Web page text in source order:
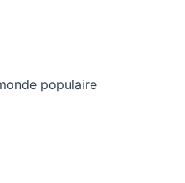
populaire